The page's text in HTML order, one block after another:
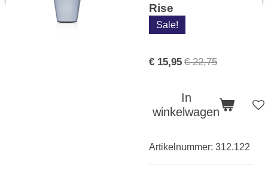
Rise
Sale!
€ 15,95 € 22,75
In
winkelwagen
Artikelnummer: 312.122